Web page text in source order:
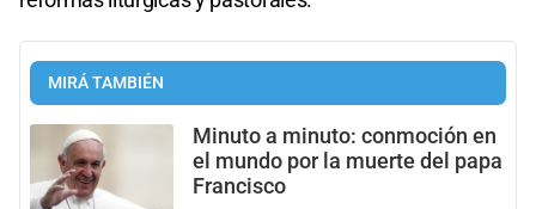
MIRÁ TAMBIÉN
Minuto a minuto: conmoción en
el mundo por la muerte del papa
Francisco